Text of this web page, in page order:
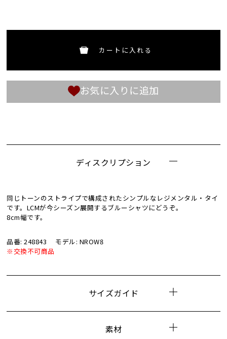
カートに入れる
お気に入りに追加
ディスクリプション
同じトーンのストライプで構成されたシンプルなレジメンタル・タイ
です。LCMが今シーズン展開するブルーシャツにどうぞ。
8cm幅です。
品番: 248843
モデル: NROW8
※交換不可商品
サイズガイド
素材